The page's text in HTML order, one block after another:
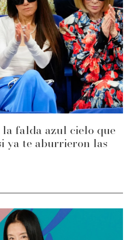
falda azul cielo que
ya te aburrieron las